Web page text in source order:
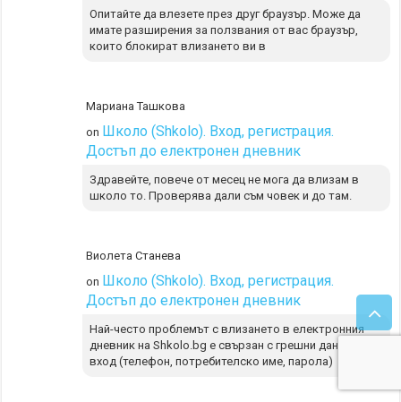
Опитайте да влезете през друг браузър. Може да
имате разширения за ползвания от вас браузър,
които блокират влизането ви в
Мариана Ташкова
on Школо (Shkolo). Вход, регистрация.
Достъп до електронен дневник
Здравейте, повече от месец не мога да влизам в
школо то. Проверява дали съм човек и до там.
Виолета Станева
on Школо (Shkolo). Вход, регистрация.
Достъп до електронен дневник
Най-често проблемът с влизането в електронния
дневник на Shkolo.bg е свързан с грешни данни за
вход (телефон, потребителско име, парола)